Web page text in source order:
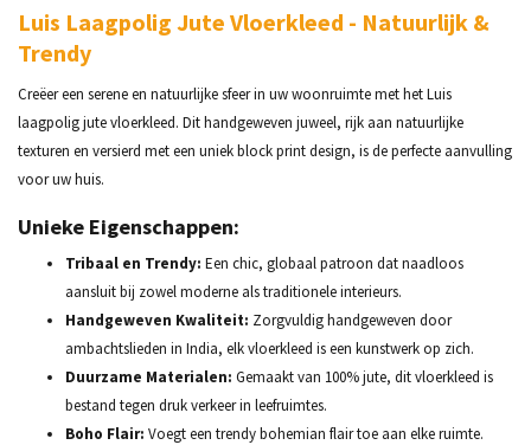
Luis Laagpolig Jute Vloerkleed - Natuurlijk &
Trendy
Creëer een serene en natuurlijke sfeer in uw woonruimte met het Luis
laagpolig jute vloerkleed. Dit handgeweven juweel, rijk aan natuurlijke
texturen en versierd met een uniek block print design, is de perfecte aanvulling
voor uw huis.
Unieke Eigenschappen:
Tribaal en Trendy: Een chic, globaal patroon dat naadloos
aansluit bij zowel moderne als traditionele interieurs.
Handgeweven Kwaliteit: Zorgvuldig handgeweven door
ambachtslieden in India, elk vloerkleed is een kunstwerk op zich.
Duurzame Materialen: Gemaakt van 100% jute, dit vloerkleed is
bestand tegen druk verkeer in leefruimtes.
Boho Flair: Voegt een trendy bohemian flair toe aan elke ruimte.